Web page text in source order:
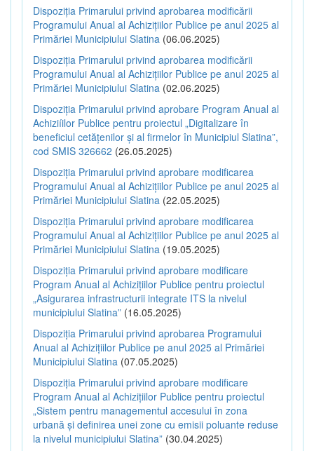
Dispoziția Primarului privind aprobarea modificării
Programului Anual al Achizițiilor Publice pe anul 2025 al
Primăriei Municipiului Slatina (06.06.2025)
Dispoziția Primarului privind aprobarea modificării
Programului Anual al Achizițiilor Publice pe anul 2025 al
Primăriei Municipiului Slatina (02.06.2025)
Dispoziția Primarului privind aprobare Program Anual al
Achiziíilor Publice pentru proiectul „Digitalizare în
beneficiul cetățenilor și al firmelor în Municipiul Slatina”,
cod SMIS 326662 (26.05.2025)
Dispoziția Primarului privind aprobare modificarea
Programului Anual al Achizițiilor Publice pe anul 2025 al
Primăriei Municipiului Slatina (22.05.2025)
Dispoziția Primarului privind aprobare modificarea
Programului Anual al Achizițiilor Publice pe anul 2025 al
Primăriei Municipiului Slatina (19.05.2025)
Dispoziția Primarului privind aprobare modificare
Program Anual al Achizițiilor Publice pentru proiectul
„Asigurarea infrastructurii integrate ITS la nivelul
municipiului Slatina” (16.05.2025)
Dispoziția Primarului privind aprobarea Programului
Anual al Achizițiilor Publice pe anul 2025 al Primăriei
Municipiului Slatina (07.05.2025)
Dispoziția Primarului privind aprobare modificare
Program Anual al Achizițiilor Publice pentru proiectul
„Sistem pentru managementul accesului în zona
urbană și definirea unei zone cu emisii poluante reduse
la nivelul municipiului Slatina” (30.04.2025)